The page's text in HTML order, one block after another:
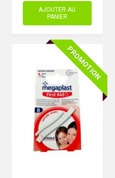
AJOUTER AU
PANIER
PROMOTION